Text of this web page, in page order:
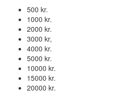
500 kr.
1000 kr.
2000 kr.
3000 kr,
4000 kr.
5000 kr.
10000 kr.
15000 kr.
20000 kr.